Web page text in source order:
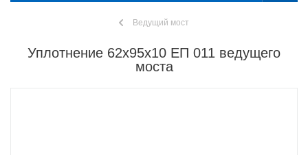
Ведущий мост
Уплотнение 62х95х10 ЕП 011 ведущего
моста